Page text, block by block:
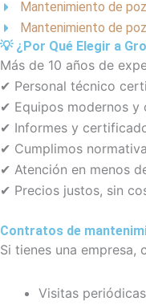
Mantenimiento de
Mantenimiento de
💡 ¿Por Qué Elegir a
Más de 10 años de
✔ Personal técnico
✔ Equipos modernos
✔ Informes y
✔ Cumplimos
✔ Atención en menos
✔ Precios justos, sin
Contratos de
Si tienes una
Visitas